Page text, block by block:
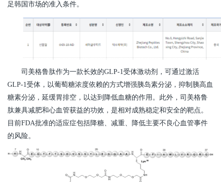
足韩国市场的准入条件。
司美格鲁肽作为一款长效的GLP-1受体激动剂，可通过激活
GLP-1受体，以葡萄糖浓度依赖的方式增强胰岛素分泌，抑制胰高血
糖素分泌，延缓胃排空，以达到降低血糖的作用。此外，司美格鲁
肽兼具减肥和心血管获益的功效，是相对成熟稳定和安全的靶点。
目前FDA批准的适应症包括降糖、减重、降低主要不良心血管事件
的风险。